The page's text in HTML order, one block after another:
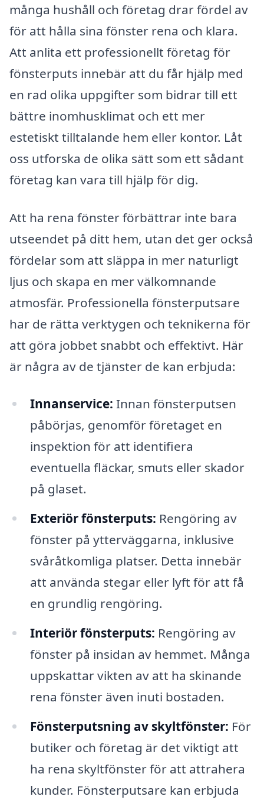
många hushåll och företag drar fördel av
för att hålla sina fönster rena och klara.
Att anlita ett professionellt företag för
fönsterputs innebär att du får hjälp med
en rad olika uppgifter som bidrar till ett
bättre inomhusklimat och ett mer
estetiskt tilltalande hem eller kontor. Låt
oss utforska de olika sätt som ett sådant
företag kan vara till hjälp för dig.
Att ha rena fönster förbättrar inte bara
utseendet på ditt hem, utan det ger också
fördelar som att släppa in mer naturligt
ljus och skapa en mer välkomnande
atmosfär. Professionella fönsterputsare
har de rätta verktygen och teknikerna för
att göra jobbet snabbt och effektivt. Här
är några av de tjänster de kan erbjuda:
Innanservice: Innan fönsterputsen
påbörjas, genomför företaget en
inspektion för att identifiera
eventuella fläckar, smuts eller skador
på glaset.
Exteriör fönsterputs: Rengöring av
fönster på ytterväggarna, inklusive
svåråtkomliga platser. Detta innebär
att använda stegar eller lyft för att få
en grundlig rengöring.
Interiör fönsterputs: Rengöring av
fönster på insidan av hemmet. Många
uppskattar vikten av att ha skinande
rena fönster även inuti bostaden.
Fönsterputsning av skyltfönster: För
butiker och företag är det viktigt att
ha rena skyltfönster för att attrahera
kunder. Fönsterputsare kan erbjuda